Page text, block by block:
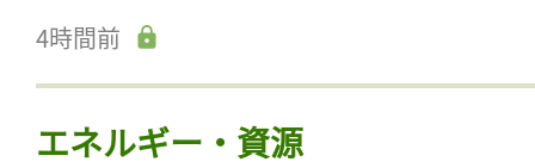
4時間前
エネルギー・資源